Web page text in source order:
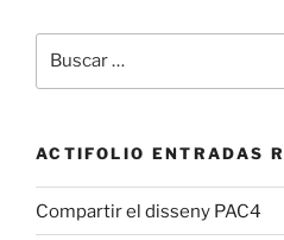
por:
ACTIFOLIO ENTRADAS
Compartir el disseny PAC4